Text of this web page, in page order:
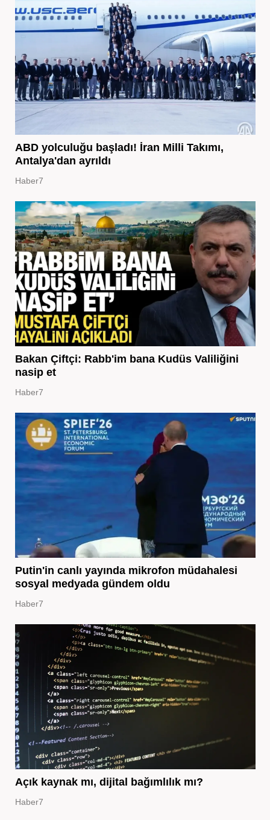
ABD yolculuğu başladı! İran Milli Takımı,
Antalya'dan ayrıldı
Haber7
Bakan Çiftçi: Rabb'im bana Kudüs Valiliğini
nasip et
Haber7
Putin'in canlı yayında mikrofon müdahalesi
sosyal medyada gündem oldu
Haber7
Açık kaynak mı, dijital bağımlılık mı?
Haber7